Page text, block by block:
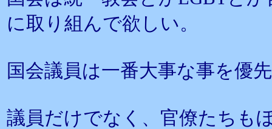
に取り組んで欲しい。
国会議員は一番大事な事を優
議員だけでなく、官僚たちも